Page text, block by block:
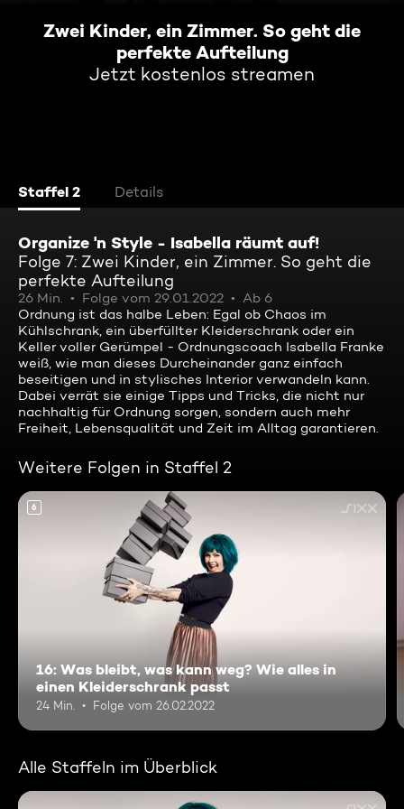
Zwei Kinder, ein Zimmer. So geht die
perfekte Aufteilung
Jetzt kostenlos streamen
Staffel 2 Details
Organize 'n Style - Isabella räumt auf!
Folge 7: Zwei Kinder, ein Zimmer. So geht die
perfekte Aufteilung
26 Min. Folge vom 29.01.2022
Ab 6
Ordnung ist das halbe Leben: Egal ob Chaos im
Kühlschrank, ein überfüllter Kleiderschrank oder ein
Keller voller Gerümpel - Ordnungscoach Isabella Franke
weiß, wie man dieses Durcheinander ganz einfach
beseitigen und in stylisches Interior verwandeln kann.
Dabei verrät sie einige Tipps und Tricks, die nicht nur
nachhaltig für Ordnung sorgen, sondern auch mehr
Freiheit, Lebensqualität und Zeit im Alltag garantieren.
Weitere Folgen in Staffel 2
6
16: Was bleibt, was kann weg? Wie alles in
einen Kleiderschrank passt
24 Min. Folge vom 26.02.2022
Alle Staffeln im Überblick